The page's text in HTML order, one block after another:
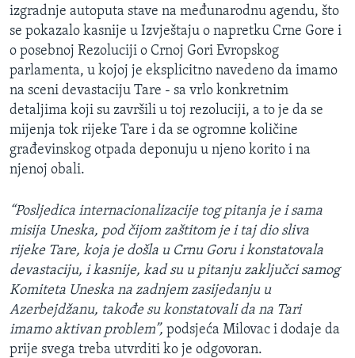
izgradnje autoputa stave na međunarodnu agendu, što
se pokazalo kasnije u Izvještaju o napretku Crne Gore i
o posebnoj Rezoluciji o Crnoj Gori Evropskog
parlamenta, u kojoj je eksplicitno navedeno da imamo
na sceni devastaciju Tare - sa vrlo konkretnim
detaljima koji su završili u toj rezoluciji, a to je da se
mijenja tok rijeke Tare i da se ogromne količine
građevinskog otpada deponuju u njeno korito i na
njenoj obali.
“Posljedica internacionalizacije tog pitanja je i sama
misija Uneska, pod čijom zaštitom je i taj dio sliva
rijeke Tare, koja je došla u Crnu Goru i konstatovala
devastaciju, i kasnije, kad su u pitanju zaključci samog
Komiteta Uneska na zadnjem zasijedanju u
Azerbejdžanu, takođe su konstatovali da na Tari
imamo aktivan problem”, podsjeća Milovac i dodaje da
prije svega treba utvrditi ko je odgovoran.